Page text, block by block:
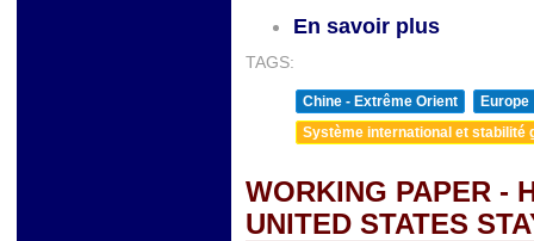
En savoir plus
TAGS:
Chine - Extrême Orient
Europe
Système international et stabilité
WORKING PAPER -
UNITED STATES